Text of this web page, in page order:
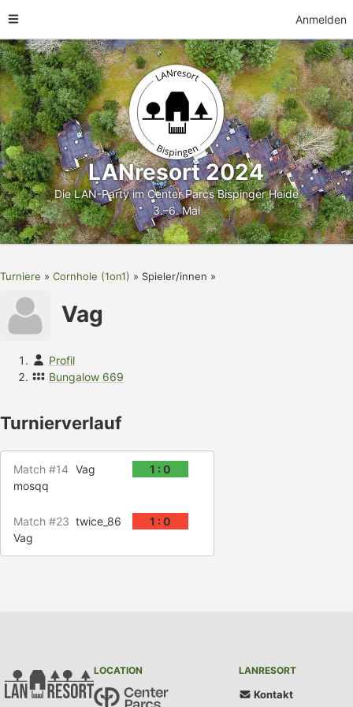
Anmelden
LANresort 2024
Die LAN-Party im Center Parcs Bispinger Heide
3.–6. Mai
Turniere Cornhole (1on1) Spieler/innen
Vag
Profil
Bungalow 669
Turnierverlauf
Match #14 Vag
1 : 0
mosqq
Match #23 twice_86
1 : 0
Vag
LOCATION LANRESORT
Kontakt